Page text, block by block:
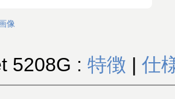
像
5208G : 特徴 | 仕